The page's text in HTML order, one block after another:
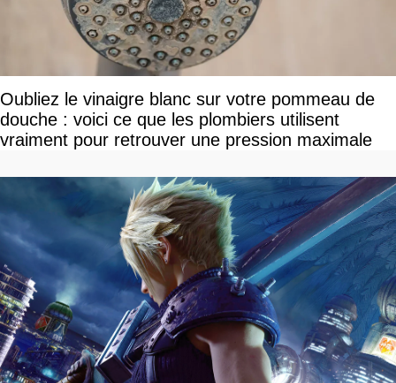
Oubliez le vinaigre blanc sur votre pommeau de
douche : voici ce que les plombiers utilisent
vraiment pour retrouver une pression maximale